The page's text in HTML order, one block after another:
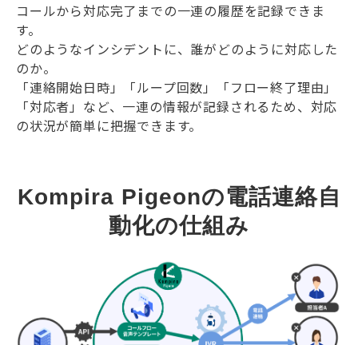
コールから対応完了までの一連の履歴を記録できま
す。
どのようなインシデントに、誰がどのように対応した
のか。
「連絡開始日時」「ループ回数」「フロー終了理由」
「対応者」など、一連の情報が記録されるため、対応
の状況が簡単に把握できます。
Kompira Pigeonの電話連絡自
動化の仕組み